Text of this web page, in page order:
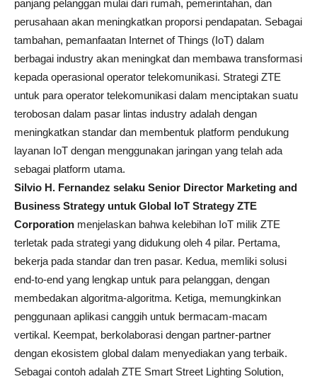
panjang pelanggan mulai dari rumah, pemerintahan, dan
perusahaan akan meningkatkan proporsi pendapatan. Sebagai
tambahan, pemanfaatan Internet of Things (IoT) dalam
berbagai industry akan meningkat dan membawa transformasi
kepada operasional operator telekomunikasi. Strategi ZTE
untuk para operator telekomunikasi dalam menciptakan suatu
terobosan dalam pasar lintas industry adalah dengan
meningkatkan standar dan membentuk platform pendukung
layanan IoT dengan menggunakan jaringan yang telah ada
sebagai platform utama.
Silvio H. Fernandez selaku Senior Director Marketing and
Business Strategy untuk Global IoT Strategy ZTE
Corporation menjelaskan bahwa kelebihan IoT milik ZTE
terletak pada strategi yang didukung oleh 4 pilar. Pertama,
bekerja pada standar dan tren pasar. Kedua, memliki solusi
end-to-end yang lengkap untuk para pelanggan, dengan
membedakan algoritma-algoritma. Ketiga, memungkinkan
penggunaan aplikasi canggih untuk bermacam-macam
vertikal. Keempat, berkolaborasi dengan partner-partner
dengan ekosistem global dalam menyediakan yang terbaik.
Sebagai contoh adalah ZTE Smart Street Lighting Solution,